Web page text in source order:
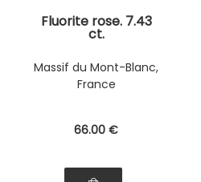
Fluorite rose. 7.43
ct.
Massif du Mont-Blanc,
France
66.00 €